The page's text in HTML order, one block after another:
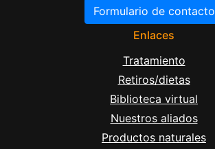
Formulario de contacto
Enlaces
Tratamiento
Retiros/dietas
Biblioteca virtual
Nuestros aliados
Productos naturales